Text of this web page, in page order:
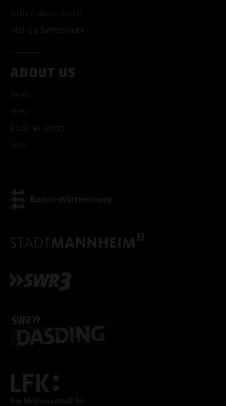
Future Music Camp
HipHop Symposium
ABOUT US
News
Press
Book an artist
Jobs